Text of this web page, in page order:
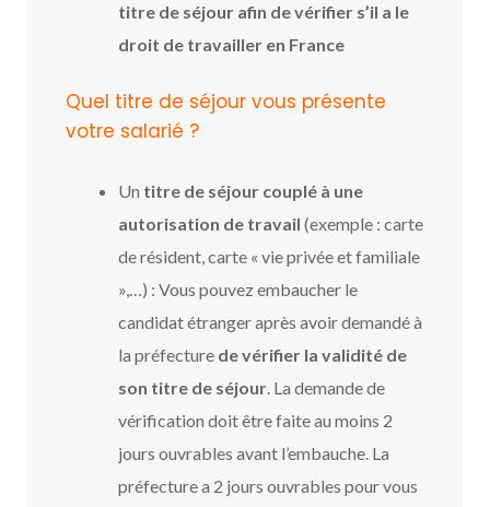
titre de séjour afin de vérifier s’il a le
droit de travailler en France
Quel titre de séjour vous présente
votre salarié ?
Un titre de séjour couplé à une
autorisation de travail (exemple : carte
de résident, carte « vie privée et familiale
»,…) : Vous pouvez embaucher le
candidat étranger après avoir demandé à
la préfecture de vérifier la validité de
son titre de séjour. La demande de
vérification doit être faite au moins 2
jours ouvrables avant l’embauche. La
préfecture a 2 jours ouvrables pour vous